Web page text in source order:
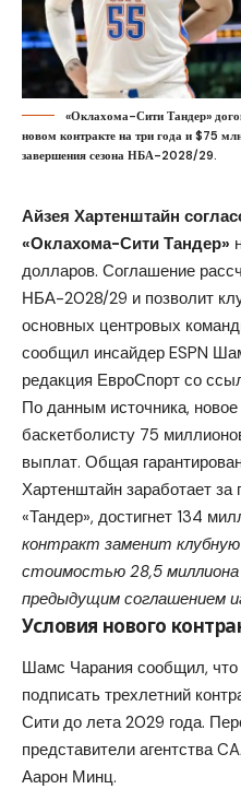
«Оклахома-Сити Тандер»
новом контракте на три года и $75
завершения сезона НБА-2028/29.
Айзея Хартенштайн
«Оклахома-Сити Тандер»
долларов. Соглашение
НБА-2028/29 и позволит
основных центровых
сообщил инсайдер ESPN
редакция ЕвроСпорт со
По данным источника,
баскетболисту 75
выплат. Общая
Хартенштайн заработает за
«Тандер», достигнет 134
контракт заменит
стоимостью 28,5
предыдущим соглашением
Условия нового
Шамс Чарания сообщил,
подписать трехлетний
Сити до лета 2029 года.
представители агентства
Аарон Минц.